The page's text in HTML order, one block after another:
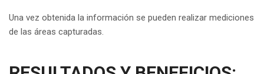
Una vez obtenida la información se pueden realizar mediciones
de las áreas capturadas.